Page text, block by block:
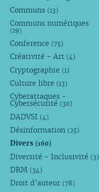
Communs (13)
Communs numériques
(19)
Conference (75)
Créativité - Art (4)
Cryptographie (1)
Culture libre (13)
Cyberattaques -
Cybersécurité (30)
DADVSI (4)
Désinformation (25)
Divers (160)
Diversité - Inclusivité (3)
DRM (34)
Droit d’auteur (78)